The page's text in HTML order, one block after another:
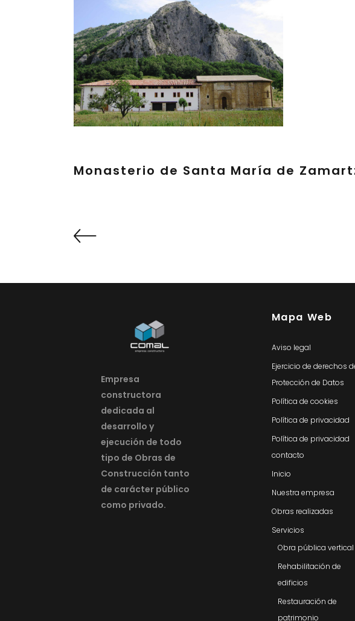
Monasterio de Santa María de
Empresa
constructora
dedicada al
desarrollo y
ejecución de todo
tipo de Obras de
Construcción tanto
de carácter público
como privado.
Mapa Web
Aviso legal
Ejercicio de derechos
Protección de Datos
Política de cookies
Política de privacidad
Política de privacidad
contacto
Inicio
Nuestra empresa
Obras realizadas
Servicios
Obra pública vertical
Rehabilitación de
edificios
Restauración de
patrimonio